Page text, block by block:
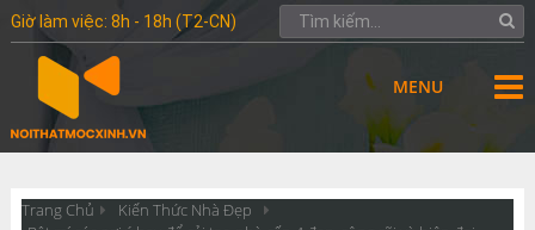
Giờ làm việc: 8h - 18h (T2-CN)
MENU
Trang Chủ
Kiến Thức Nhà Đẹp